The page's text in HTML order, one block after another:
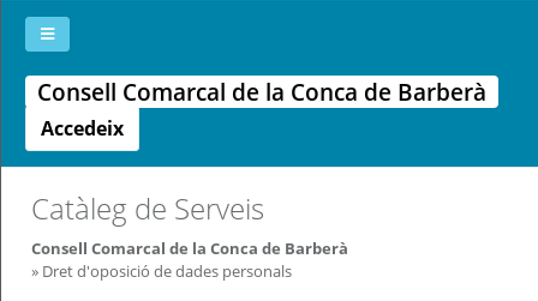
La
meva
carpeta
Aportar
documentació
Carpeta
ciutadana
(altres
administracions)
Altres
Ajuda
Servei
prestat
Consell Comarcal de la Conca de Barberà
Accedeix
Catàleg de Serveis
Consell Comarcal de la Conca de Barberà
Dret d'oposició de dades personals